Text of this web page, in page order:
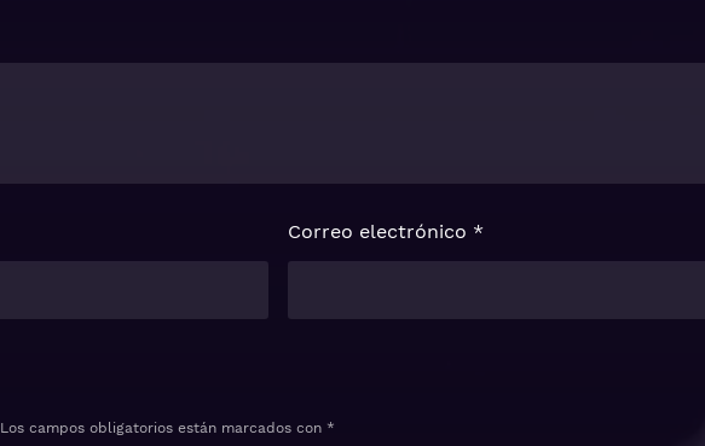
Los campos obligatorios están marcados con *
Correo electrónico *